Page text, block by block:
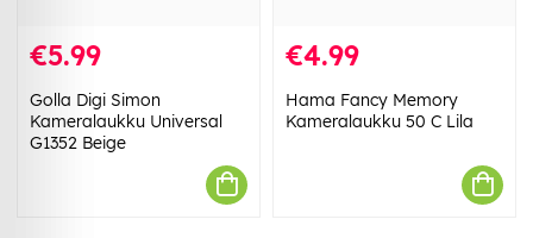
€5.99
Golla Digi Simon
Kameralaukku Universal
G1352 Beige
€4.99
Hama Fancy Memory
Kameralaukku 50 C Lila